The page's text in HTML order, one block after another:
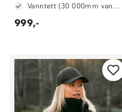
Vanntett (30 000mm vannsøyle)
999,-